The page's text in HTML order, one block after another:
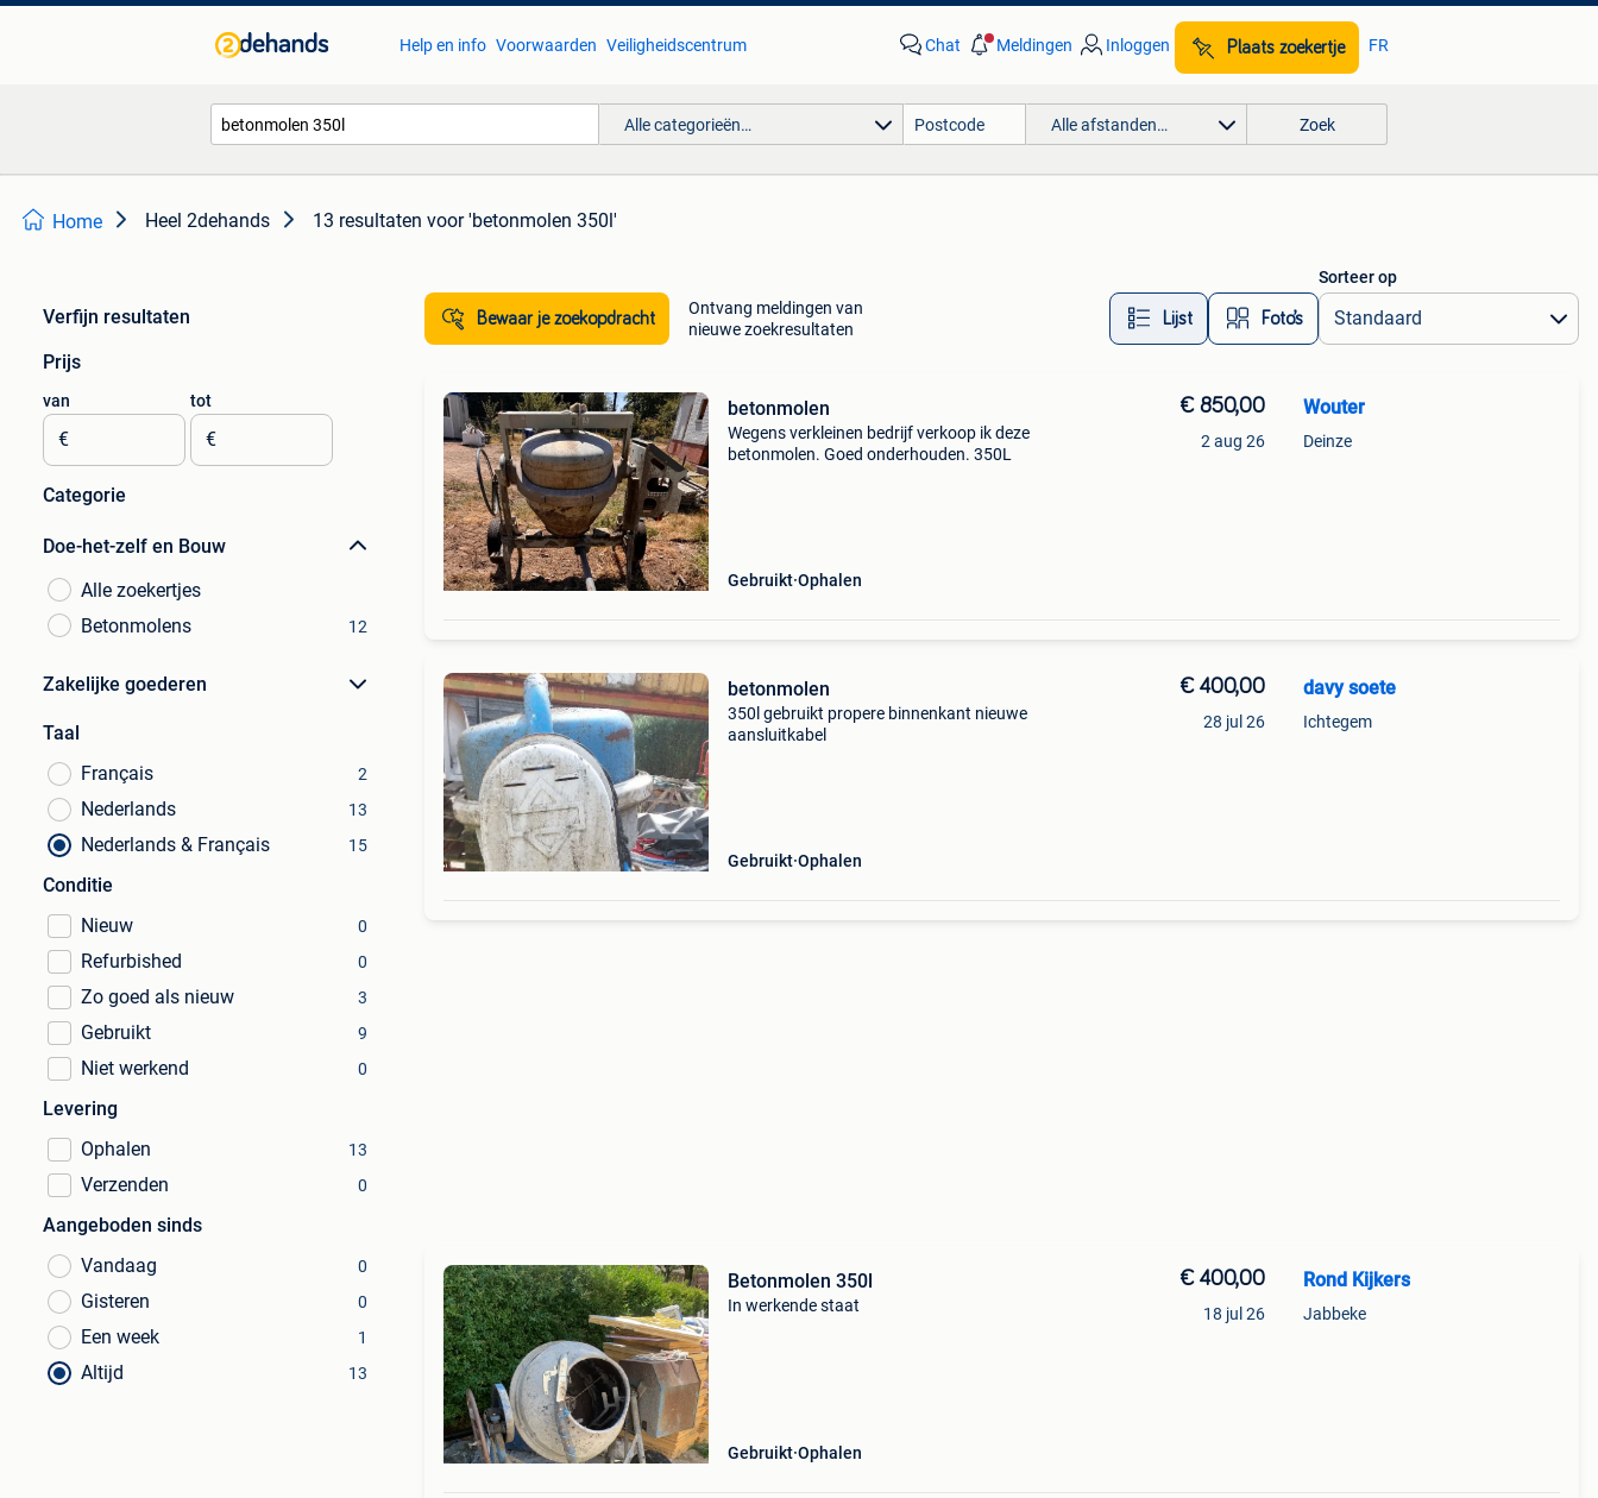
Help en info Voorwaarden Veiligheidscentrum Chat Meldingen Inloggen Plaats zoekertje FR
Alle categorieën… Alle afstanden… Zoek
Home Heel 2dehands 13 resultaten voor 'betonmolen 350l'
Verfijn resultaten
Prijs
van
€
tot
€
Categorie
Doe-het-zelf en Bouw
Alle zoekertjes
Betonmolens
12
Zakelijke goederen
Taal
Français
2
Nederlands 13
Nederlands & Français 15
Conditie
Nieuw
0
Refurbished 0
Zo goed als nieuw 3
Gebruikt 9
Niet werkend 0
Levering
Ophalen
13
Verzenden 0
Aangeboden sinds
Vandaag
0
Gisteren 0
Een week 1
Altijd 13
Bewaar je zoekopdracht
Ontvang meldingen van
nieuwe zoekresultaten
Lijst Foto’s
Sorteer op
betonmolen
Wegens verkleinen bedrijf verkoop ik deze
betonmolen. Goed onderhouden. 350L
Gebruikt Ophalen
€ 850,00
2 aug 26
Wouter
Deinze
betonmolen
350l gebruikt propere binnenkant nieuwe
aansluitkabel
Gebruikt Ophalen
€ 400,00
28 jul 26
davy soete
Ichtegem
Betonmolen 350l
In werkende staat
Gebruikt Ophalen
€ 400,00
18 jul 26
Rond Kijkers
Jabbeke